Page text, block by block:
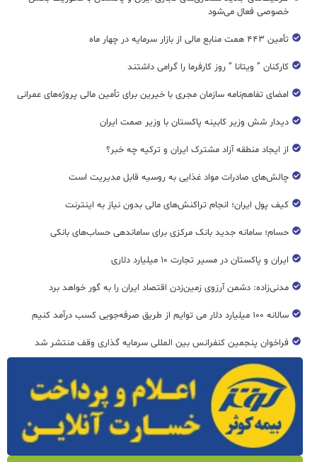
خصوصی فعال می‌شود
تأمین ۴۴۳ همت منابع مالی از بازار سرمایه در چهار ماه
کارکنان ” ویتانا ” روز کارفرما را گرامی داشتند
امضای تفاهم‌نامه سازمان مجری با خیرین برای تأمین مالی پروژه‌های عمرانی
دیدار شش وزیر کابینه پاکستان با وزير صمت ایران
از ایجاد منطقه آزاد مشترک ایران و ترکیه چه خبر؟
چالش‌های صادرات مواد غذایی به روسیه قابل مدیریت است
کیف پول ایران؛ انجام تراکنش‌های مالی بدون نیاز به اینترنت
حسام؛ سامانه جدید بانک مرکزی برای ساماندهی حساب‌های بانکی
ایران و پاکستان در مسیر تجارت ۱۰ میلیارد دلاری
مدنی‌زاده: دشمن آرزوی زمین‌زدن اقتصاد ایران را به گور خواهد برد
سالانه ۱۰۰ میلیارد دلار می توایم از طریق صرفه‌جویی کسب درآمد کنیم
فراخوان پنجمین کنفرانس بین المللی سرمایه گذاری وقف منتشر شد